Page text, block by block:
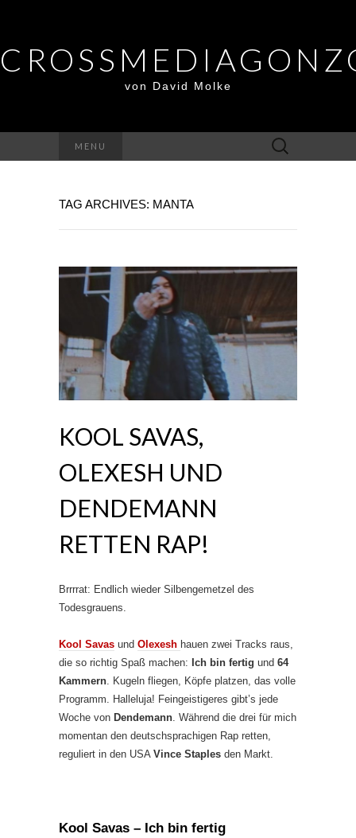
von David Molke
MENU
Suche
nach:
TAG ARCHIVES: MANTA
KOOL SAVAS,
OLEXESH UND
DENDEMANN
RETTEN RAP!
Brrrrat: Endlich wieder Silbengemetzel des
Todesgrauens.
Kool Savas und Olexesh hauen zwei Tracks raus,
die so richtig Spaß machen: Ich bin fertig und 64
Kammern. Kugeln fliegen, Köpfe platzen, das volle
Programm. Halleluja! Feingeistigeres gibt’s jede
Woche von Dendemann. Während die drei für mich
momentan den deutschsprachigen Rap retten,
reguliert in den USA Vince Staples den Markt.
Kool Savas – Ich bin fertig